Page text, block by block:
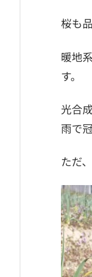
桜も
暖地
す。
光合
雨で
ただ